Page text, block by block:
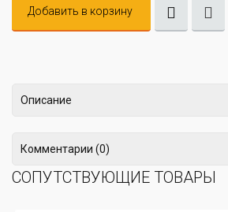
Добавить в корзину
Описание
Комментарии (0)
СОПУТСТВУЮЩИЕ ТОВАРЫ